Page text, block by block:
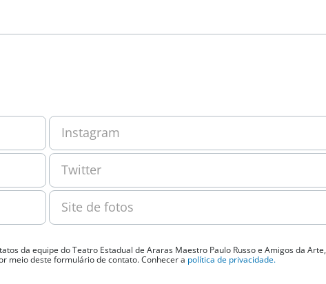
Instagram
Twitter
Site de fotos
da equipe do Teatro Estadual de Araras Maestro Paulo Russo e Amigos da Arte,
meio deste formulário de contato. Conhecer a política de privacidade.